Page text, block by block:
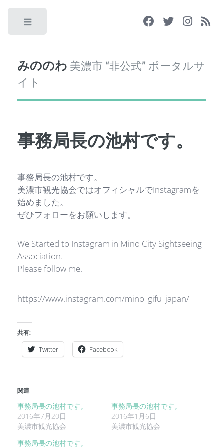
みののわ 美濃市 “非公式” ポータルサ
イト
事務局長の池村です。
事務局長の池村です。
美濃市観光協会ではオフィシャルでInstagramを
始めました。
ぜひフォローをお願いします。
We Started to Instagram in Mino City Sightseeing
Association.
Please follow me.
https://www.instagram.com/mino_gifu_japan/
共有:
Twitter Facebook
関連
事務局長の池村です。
2016年7月20日
美濃市観光協会
事務局長の池村です。
2016年1月6日
美濃市観光協会
事務局長の池村です。
Toggle